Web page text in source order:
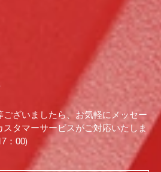
ざいましたら、お気軽にメッセー
タマーサービスがご対応いたしま
：00)